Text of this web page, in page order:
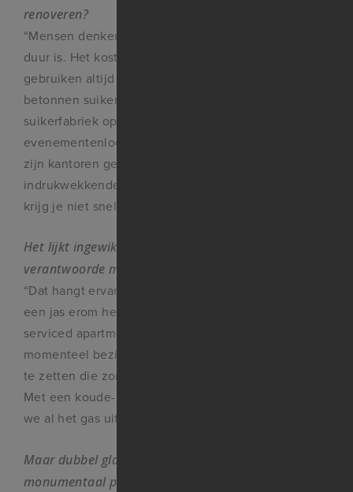
renoveren?
“Mensen denken ten onrechte dat restaureren altijd
duur is. Het kostenplaatje is gewoon anders. Wij
gebruiken altijd de bestaande structuren, zoals de
betonnen suikersilo’s in Halfweg. De oude
suikerfabriek op het terrein is herontwikkeld tot
evenementenlocatie, de twee betonnen silo’s zelf
zijn kantoren geworden. Het zijn echte eyecatchers,
indrukwekkende panden met een eigen verhaal. Dat
krijg je niet snel als je nieuw bouwt.”
Het lijkt ingewikkeld om zo’n oud pand op een
verantwoorde manier op te knappen?
“Dat hangt ervan af. Het is soms een kwestie van
een jas erom heen doen, zoals bij ons gebouw met
serviced apartments in Amstelveen. We zijn
momenteel bezig daar een isolerende schil omheen
te zetten die zonne-energie oppakt en teruggeeft.
Met een koude- warmteopslag eronder. Zo kunnen
we al het gas uit het gebouw halen.”
Maar dubbel glas bijvoorbeeld, kan dat in zo’n
monumentaal pand?